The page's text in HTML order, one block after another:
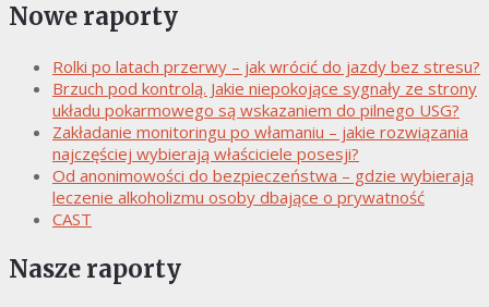
Nowe raporty
Rolki po latach przerwy – jak wrócić do jazdy bez stresu?
Brzuch pod kontrolą. Jakie niepokojące sygnały ze strony
układu pokarmowego są wskazaniem do pilnego USG?
Zakładanie monitoringu po włamaniu – jakie rozwiązania
najczęściej wybierają właściciele posesji?
Od anonimowości do bezpieczeństwa – gdzie wybierają
leczenie alkoholizmu osoby dbające o prywatność
CAST
Nasze raporty